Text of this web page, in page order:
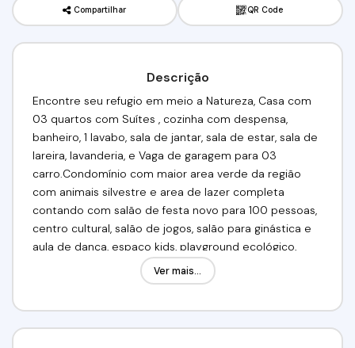
Compartilhar QR Code
Descrição
Encontre seu refugio em meio a Natureza, Casa com
03 quartos com Suítes , cozinha com despensa,
banheiro, 1 lavabo, sala de jantar, sala de estar, sala de
lareira, lavanderia, e Vaga de garagem para 03
carro.Condomínio com maior area verde da região
com animais silvestre e area de lazer completa
contando com salão de festa novo para 100 pessoas,
centro cultural, salão de jogos, salão para ginástica e
aula de dança, espaço kids, playground ecológico,
quadras de tênis oficial, quadra poliesportiva, vôlei de
areia, beach tennis, lago para pesca, trilha ecológica,
Ver mais...